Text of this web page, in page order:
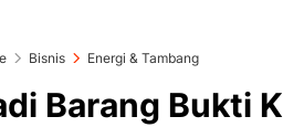
Bisnis Energi & Tambang
Barang Bukti